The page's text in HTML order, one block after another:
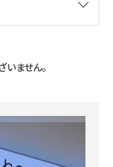
ません。